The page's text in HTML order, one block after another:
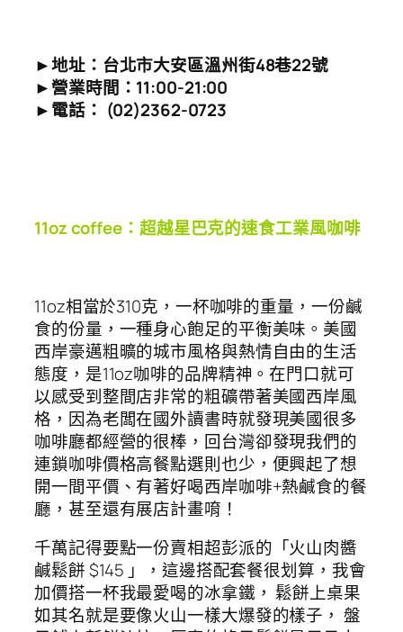
►地址：台北市大安區溫州街48巷22號
►營業時間：11:00-21:00
►電話： (02)2362-0723
11oz coffee：超越星巴克的速食工業風咖啡
11oz相當於310克，一杯咖啡的重量，一份鹹
食的份量，一種身心飽足的平衡美味。美國
西岸豪邁粗曠的城市風格與熱情自由的生活
態度，是11oz咖啡的品牌精神。在門口就可
以感受到整間店非常的粗礦帶著美國西岸風
格，因為老闆在國外讀書時就發現美國很多
咖啡廳都經營的很棒，回台灣卻發現我們的
連鎖咖啡價格高餐點選則也少，便興起了想
開一間平價、有著好喝西岸咖啡+熱鹹食的餐
廳，甚至還有展店計畫唷！
千萬記得要點一份賣相超彭派的「火山肉醬
鹹鬆餅 $145 」，這邊搭配套餐很划算，我會
加價搭一杯我最愛喝的冰拿鐵， 鬆餅上桌果
如其名就是要像火山一樣大爆發的樣子， 盤